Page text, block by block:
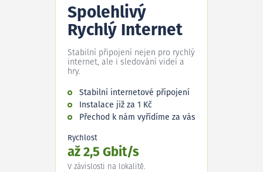
Spolehlivý
Rychlý Internet
Stabilní připojení nejen pro rychlý
internet, ale i sledování videí a
hry.
Stabilní internetové připojení
Instalace již za 1 Kč
Přechod k nám vyřídíme za vás
Rychlost
až 2,5 Gbit/s
V závislosti na lokalitě.